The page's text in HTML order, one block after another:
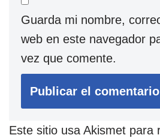
Guarda mi nombre,
web en este navegador
vez que comente.
Este sitio usa Akismet para